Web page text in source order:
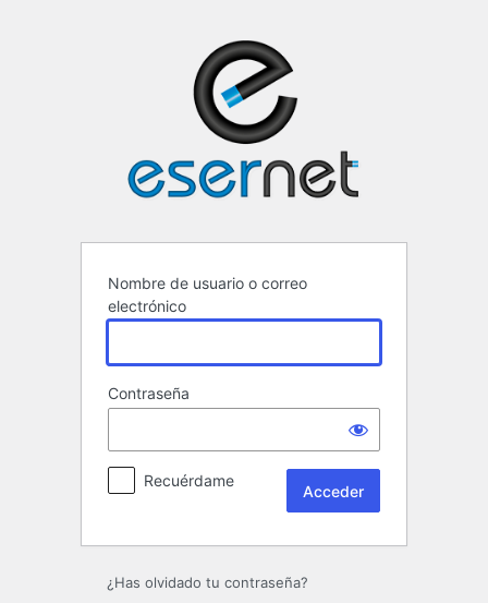
Nombre de usuario o correo
electrónico
Contraseña
Recuérdame
¿Has olvidado tu contraseña?